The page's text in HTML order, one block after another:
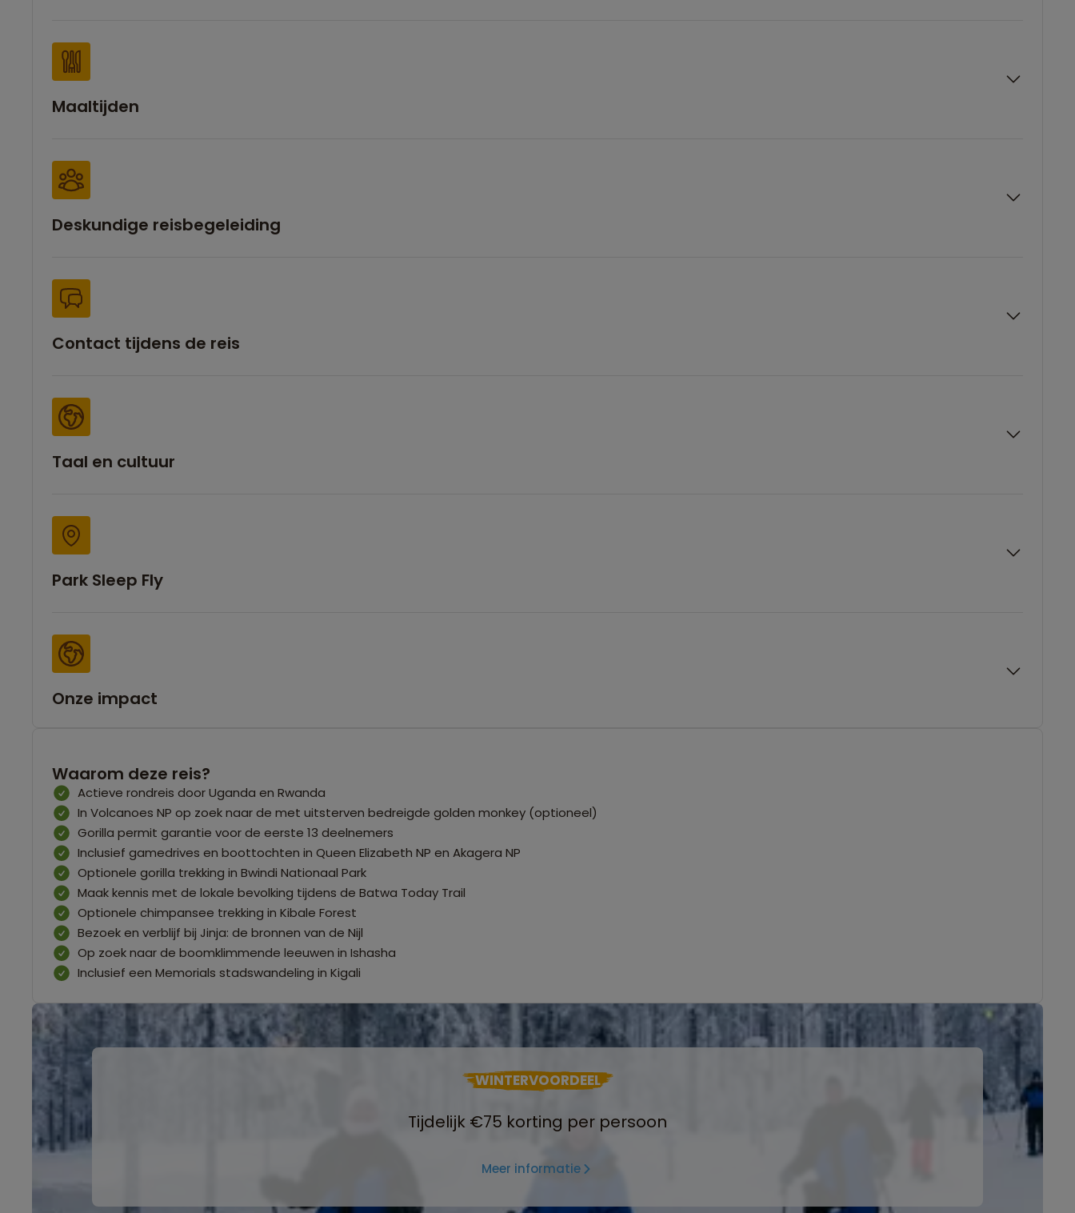
Maaltijden
Deskundige reisbegeleiding
Contact tijdens de reis
Taal en cultuur
Park Sleep Fly
Onze impact
Waarom deze reis?
Actieve rondreis door Uganda en Rwanda
In Volcanoes NP op zoek naar de met uitsterven bedreigde golden monkey (optioneel)
Gorilla permit garantie voor de eerste 13 deelnemers
Inclusief gamedrives en boottochten in Queen Elizabeth NP en Akagera NP
Optionele gorilla trekking in Bwindi Nationaal Park
Maak kennis met de lokale bevolking tijdens de Batwa Today Trail
Optionele chimpansee trekking in Kibale Forest
Bezoek en verblijf bij Jinja: de bronnen van de Nijl
Op zoek naar de boomklimmende leeuwen in Ishasha
Inclusief een Memorials stadswandeling in Kigali
WINTERVOORDEEL
Tijdelijk €75 korting per persoon
Meer informatie